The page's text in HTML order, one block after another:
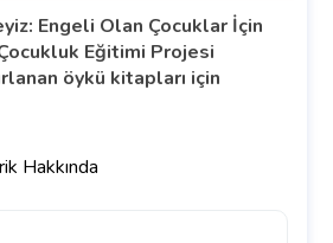
Engeli Olan Çocuklar İçin
Çocukluk Eğitimi Projesi
öykü kitapları için
Hakkında